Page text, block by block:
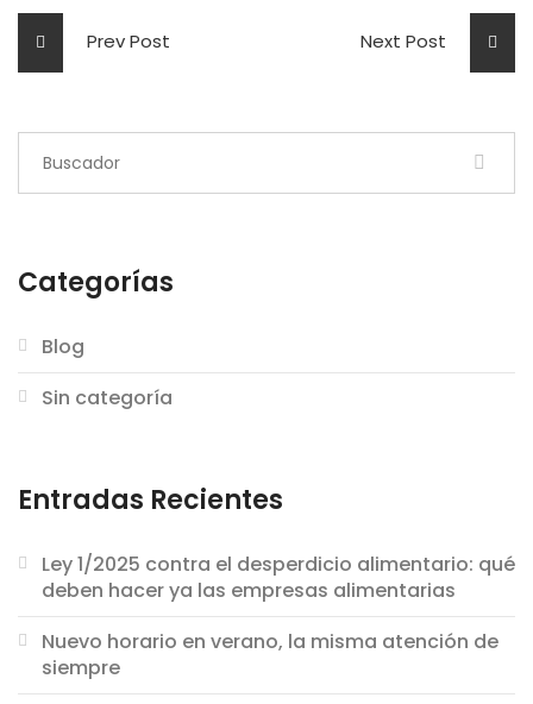
Prev Post Next Post
Categorías
Blog
Sin categoría
Entradas Recientes
Ley 1/2025 contra el desperdicio alimentario: qué
deben hacer ya las empresas alimentarias
Nuevo horario en verano, la misma atención de
siempre